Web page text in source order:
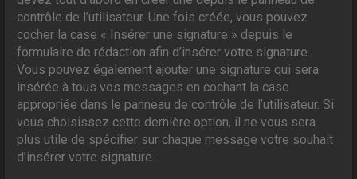
contrôle de l’utilisateur. Une fois créée, vous pouvez
cocher la case « Insérer une signature » depuis le
formulaire de rédaction afin d’insérer votre signature.
Vous pouvez également ajouter une signature qui sera
insérée à tous vos messages en cochant la case
appropriée dans le panneau de contrôle de l’utilisateur. Si
vous choisissez cette dernière option, il ne vous sera
plus utile de spécifier sur chaque message votre souhait
d’insérer votre signature.